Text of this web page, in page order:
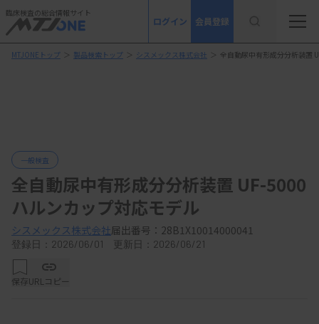
臨床検査の総合情報サイト
ログイン 会員登録
MTJONEトップ ＞ 製品検索トップ ＞ シスメックス株式会社 ＞ 全自動尿中有形成分分析装置
一般検査
全自動尿中有形成分分析装置 UF-5000
ハルンカップ対応モデル
シスメックス株式会社届出番号：28B1X10014000041
登録日：2026/06/01 更新日：2026/06/21
保存URLコピー